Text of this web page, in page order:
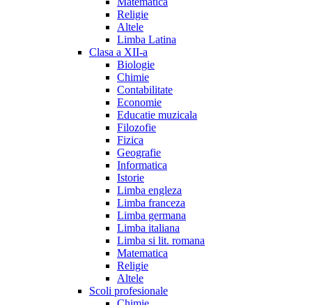
Religie
Altele
Limba Latina
Clasa a XII-a
Biologie
Chimie
Contabilitate
Economie
Educatie muzicala
Filozofie
Fizica
Geografie
Informatica
Istorie
Limba engleza
Limba franceza
Limba germana
Limba italiana
Limba si lit. romana
Matematica
Religie
Altele
Scoli profesionale